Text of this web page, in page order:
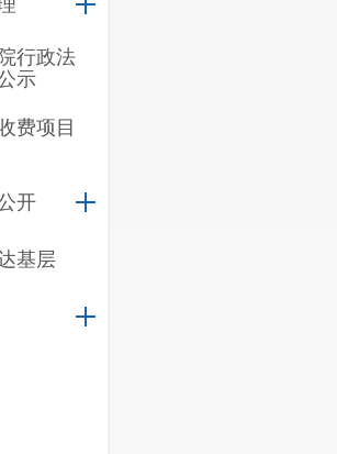
行政法
示
费项目
开
基层